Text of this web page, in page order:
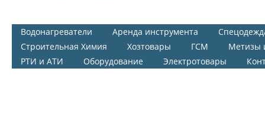
Водонагреватели Аренда инструмента
Строительная Химия
Хозтовары ГСМ
Метизы
РТИ и АТИ
Оборудование Электротовары